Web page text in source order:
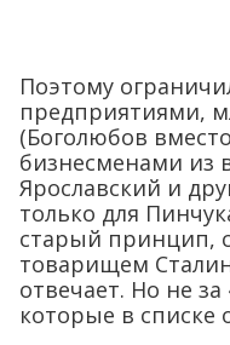
Поэтому
предприятиями,
(Боголюбов
бизнесменами из
Ярославский и
только для
старый принцип,
товарищем
отвечает. Но не
которые в списке